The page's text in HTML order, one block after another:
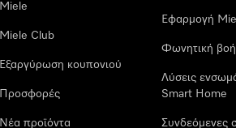
Miele
Miele Club
Εξαργύρωση κουπονιού
Προσφορές
Νέα προϊόντα
Εφαρμογή
Φωνητική
Λύσεις
Smart Home
Συνδεόμενες